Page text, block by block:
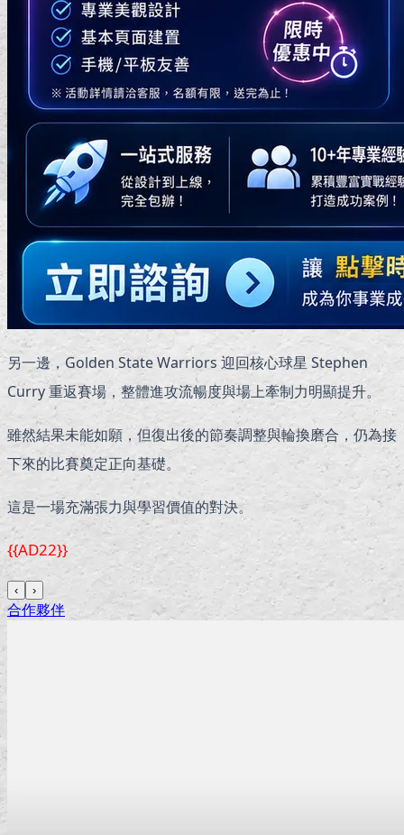
另一邊，Golden State Warriors 迎回核心球星 Stephen
Curry 重返賽場，整體進攻流暢度與場上牽制力明顯提升。
雖然結果未能如願，但復出後的節奏調整與輪換磨合，仍為接
下來的比賽奠定正向基礎。
這是一場充滿張力與學習價值的對決。
{{AD22}}
‹ ›
合作夥伴